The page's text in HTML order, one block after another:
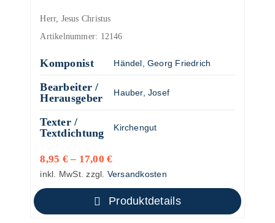
Herr, Jesus Christus
Artikelnummer: 12146
Komponist Händel, Georg Friedrich
Bearbeiter /
Herausgeber
Hauber, Josef
Texter /
Textdichtung
Kirchengut
8,95 €– 17,00€
inkl. MwSt. zzgl. Versandkosten
Produktdetails